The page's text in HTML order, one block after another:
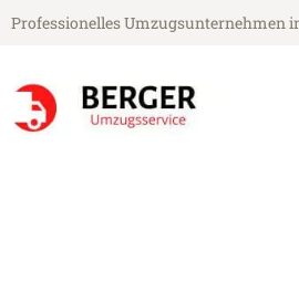
Professionelles Umzugsunternehmen